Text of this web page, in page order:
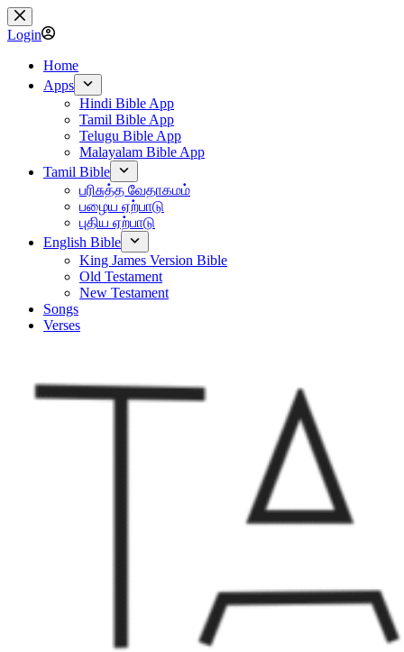
Skip
to
content
Login
Home
Apps
Hindi Bible App
Tamil Bible App
Telugu Bible App
Malayalam Bible App
Tamil Bible
பரிசுத்த வேதாகமம்
பழைய ஏற்பாடு
புதிய ஏற்பாடு
English Bible
King James Version Bible
Old Testament
New Testament
Songs
Verses